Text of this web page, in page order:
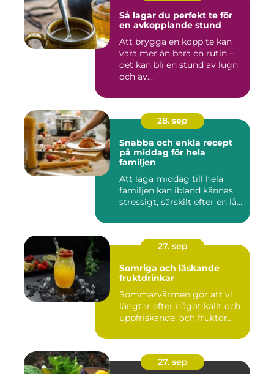
Så lagar du perfekt te för
en avkopplande stund
Att brygga en kopp te kan
vara mer än bara en rutin –
det kan bli en stund av lugn
och av...
28. sep
Snabba och enkla recept
på middag för hela
familjen
Att laga middag till hela
familjen kan ibland kännas
stressigt, särskilt efter en lå...
27. sep
Somriga och läskande
fruktdrinkar
Sommarvärmen gör att vi
längtar efter något kallt och
uppfriskande, och fruktdr...
27. sep